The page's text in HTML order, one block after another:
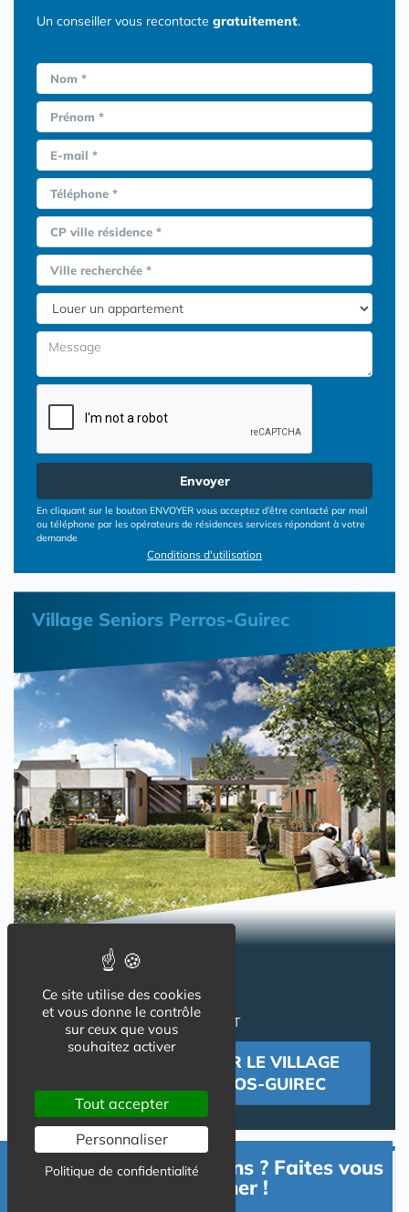
Un conseiller vous recontacte gratuitement.
Nom *
Prénom *
E-mail *
Téléphone *
CP ville résidence *
Ville recherchée *
Envoyer
En cliquant sur le bouton ENVOYER vous acceptez d’être contacté par mail
ou téléphone par les opérateurs de résidences services répondant à votre
demande
Conditions d'utilisation
Village Seniors Perros-Guirec
DES VILLAS
pour une retraite paisible !
INVESTIR EN LMNP
PROPRIETAIRE OCCUPANT
SE RENSEIGNER SUR LE VILLAGE
SENIORS DE PERROS-GUIREC
Devenir Propriétaire Occupant
Besoin d'informations ? Faites vous
accompagner !
Ce site utilise des cookies
et vous donne le contrôle
sur ceux que vous
souhaitez activer
Tout accepter
Personnaliser
Politique de confidentialité